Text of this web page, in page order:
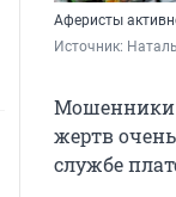
Аферисты
Источник:
Мошенники
жертв
службе